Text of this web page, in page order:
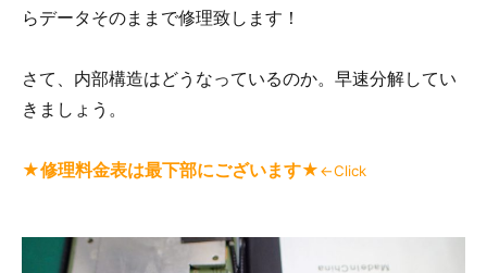
らデータそのままで修理致します！
さて、内部構造はどうなっているのか。早速分解してい
きましょう。
★修理料金表は最下部にございます★←Click